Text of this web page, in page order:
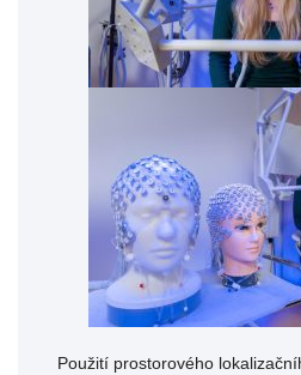
Použití prostorového